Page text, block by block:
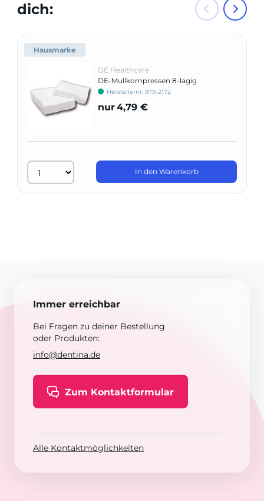
dich:
Hausmarke
DE Healthcare
DE-Mullkompressen 8-lagig
Herstellernr: 979-2172
nur4,79 €
In den Warenkorb
Immer erreichbar
Bei Fragen zu deiner Bestellung
oder Produkten:
info@dentina.de
Zum Kontaktformular
Alle Kontaktmöglichkeiten